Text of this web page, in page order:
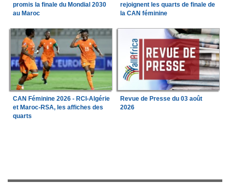
promis la finale du Mondial 2030
au Maroc
rejoignent les quarts de finale de
la CAN féminine
CAN Féminine 2026 - RCI-Algérie
et Maroc-RSA, les affiches des
quarts
Revue de Presse du 03 août
2026